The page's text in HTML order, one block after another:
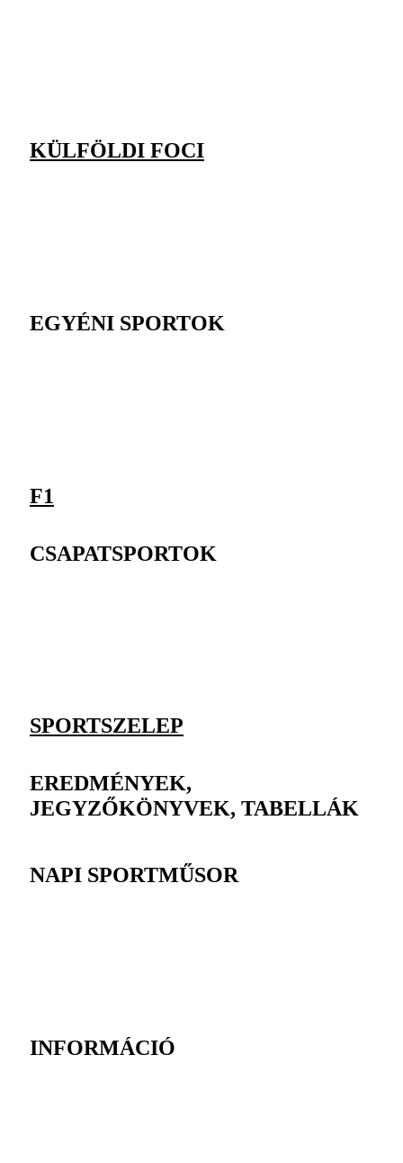
KÜLFÖLDI FOCI
EGYÉNI SPORTOK
F1
CSAPATSPORTOK
SPORTSZELEP
EREDMÉNYEK,
JEGYZŐKÖNYVEK, TABELLÁK
NAPI SPORTMŰSOR
INFORMÁCIÓ